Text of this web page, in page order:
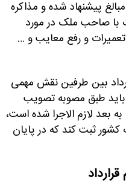
پیشنهاد شده و مذاکره
با صاحب ملک در مورد
و رفع معایب و …
بین طرفین نقش مهمی
باید طبق مصوبه تصویب
شده در هیئت دولت که از سال ۸۷ به بعد لازم الاجرا شده است،
ثبت کند که در پایان